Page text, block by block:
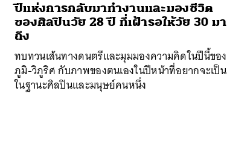
ปีแห่งการกลับมาทำงานและมองชีวิต
ของศิลปินวัย 28 ปี ที่เฝ้ารอให้วัย 30 มา
ถึง
ทบทวนเส้นทางดนตรีและมุมมองความคิดในปีนี้ของ
ภูมิ-วิภูริศ กับภาพของตนเองในปีหน้าที่อยากจะเป็น
ในฐานะศิลปินและมนุษย์คนหนึ่ง